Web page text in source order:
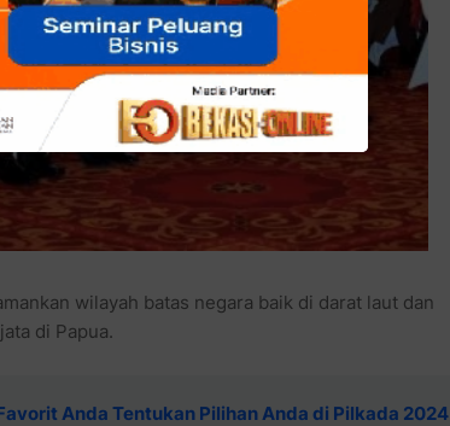
wilayah batas negara baik di darat laut dan
di Papua.
Anda Tentukan Pilihan Anda di Pilkada 2024